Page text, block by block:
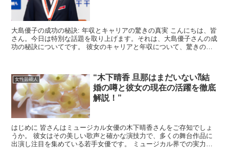
大島優子の成功の秘訣: 年収とキャリアの驚きの真実 こんにちは、皆
さん。今日は特別な話題を取り上げます。それは、大島優子さんの成
功の秘訣についてです。 彼女のキャリアと年収について、驚きの真
女性芸能人
“木下晴香 旦那はまだいない⁈結
婚の噂と彼女の現在の活躍を徹底
解説！”
はじめに 皆さんはミュージカル女優の木下晴香さんをご存知でしょ
うか。 彼女はその美しい歌声と確かな演技力で、多くの舞台作品に
出演し注目を集めている若手女優です。 ミュージカル界での実力は